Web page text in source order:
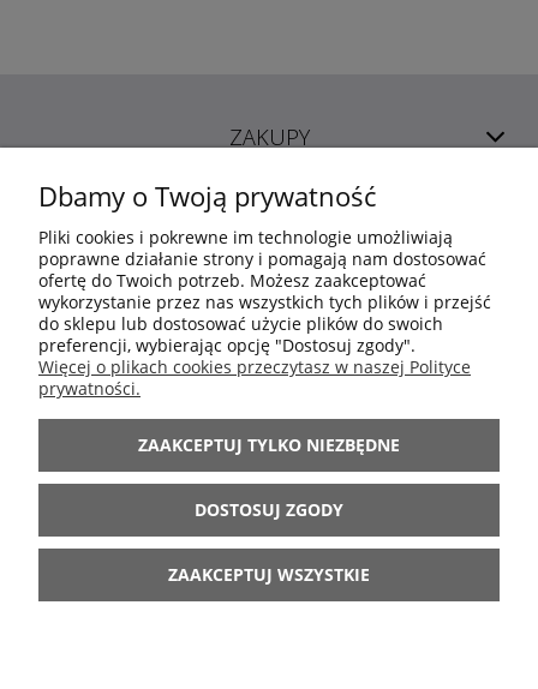
ZAKUPY
POMOC
MOJE KONTO
INFORMACJE
ARANŻACJE
BĄDŹ Z NAMI
Dbamy o Twoją prywatność
Pliki cookies i pokrewne im technologie umożliwiają
poprawne działanie strony i pomagają nam dostosować
ofertę do Twoich potrzeb. Możesz zaakceptować
wykorzystanie przez nas wszystkich tych plików i przejść
do sklepu lub dostosować użycie plików do swoich
preferencji, wybierając opcję "Dostosuj zgody".
Więcej o plikach cookies przeczytasz w naszej Polityce
prywatności.
ZAAKCEPTUJ TYLKO NIEZBĘDNE
DOSTOSUJ ZGODY
ZAAKCEPTUJ WSZYSTKIE